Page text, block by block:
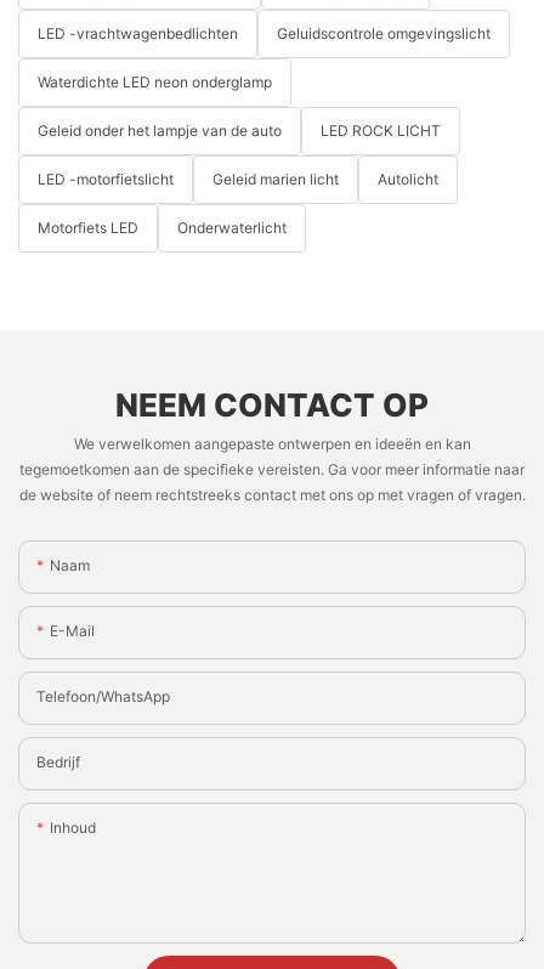
LED -vrachtwagenbedlichten Geluidscontrole omgevingslicht
Waterdichte LED neon onderglamp
Geleid onder het lampje van de auto LED ROCK LICHT
LED -motorfietslicht Geleid marien licht Autolicht
Motorfiets LED Onderwaterlicht
NEEM CONTACT OP
We verwelkomen aangepaste ontwerpen en ideeën en kan
tegemoetkomen aan de specifieke vereisten. Ga voor meer informatie naar
de website of neem rechtstreeks contact met ons op met vragen of vragen.
Naam
E-Mail
Telefoon/WhatsApp
Bedrijf
Inhoud